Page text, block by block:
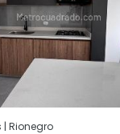
Rionegro